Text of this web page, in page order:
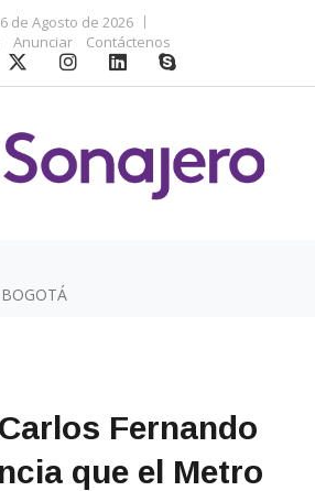
6 de Agosto de 2026
Anunciar Contáctenos
BOGOTÁ
Fernando
que el Metro